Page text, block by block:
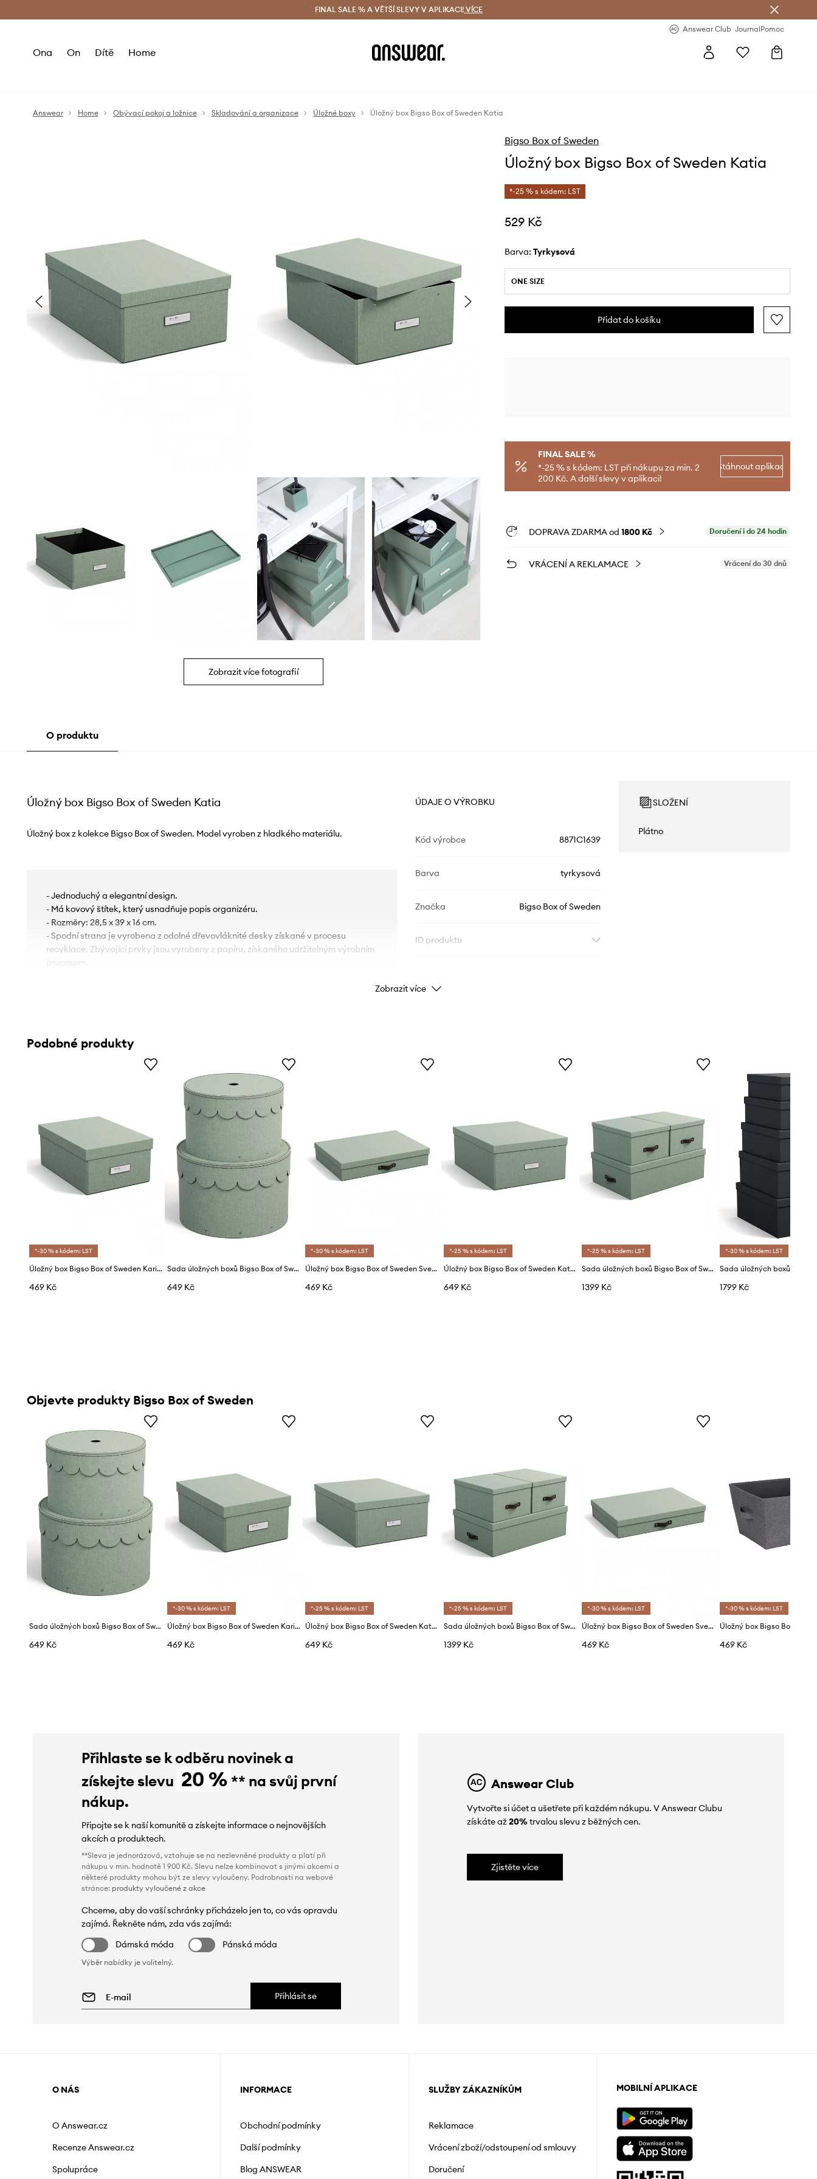
Doručení a vrácení zdarma (od 1800 Kč) Doručení i do 24 h
FINAL SALE % A VĚTŠÍ SLEVY V APLIKACI! VÍCE
Answear Club JournalPomoc
Ona On Dítě Home
Answear Home Obývací pokoj a ložnice Skladování a organizace Úložné boxy Úložný box Bigso Box of Sweden Katia
Zobrazit více fotografií
Bigso Box of Sweden
Úložný box Bigso Box of Sweden Katia
*-25 % s kódem: LST
529 Kč
Barva: tyrkysová
ONE SIZE
Přidat do košíku
FINAL SALE %
*-25 % s kódem: LST při nákupu za min. 2
200 Kč. A další slevy v aplikaci!
Stáhnout aplikaci
DOPRAVA ZDARMA od 1800 Kč Doručení i do 24 hodin
VRÁCENÍ A REKLAMACE Vrácení do 30 dnů
O produktu
Úložný box Bigso Box of Sweden Katia
Úložný box z kolekce Bigso Box of Sweden. Model vyroben z hladkého materiálu.
- Jednoduchý a elegantní design.
- Má kovový štítek, který usnadňuje popis organizéru.
- Rozměry: 28,5 x 39 x 16 cm.
- Spodní strana je vyrobena z odolné dřevovláknité desky získané v procesu
recyklace. Zbývající prvky jsou vyrobeny z papíru, získaného udržitelným výrobním
procesem.
ÚDAJE O VÝROBKU
Kód výrobce 8871C1639
Barva tyrkysová
Značka Bigso Box of Sweden
ID produktu
SLOŽENÍ
Plátno
Zobrazit více
Podobné produkty
*-30 % s kódem: LST
Úložný box Bigso Box of Sweden Karin
469 Kč
Sada úložných boxů Bigso Box of Sweden Wilma 2-pack
649 Kč
*-30 % s kódem: LST
Úložný box Bigso Box of Sweden Sverker
469 Kč
*-25 % s kódem: LST
Úložný box Bigso Box of Sweden Katrin
649 Kč
*-25 % s kódem: LST
Sada úložných boxů Bigso Box of Sweden Inge 3-pack
1399 Kč
*-30 % s kódem: LST
1799 Kč
Objevte produkty Bigso Box of Sweden
Sada úložných boxů Bigso Box of Sweden Wilma 2-pack
649 Kč
*-30 % s kódem: LST
Úložný box Bigso Box of Sweden Karin
469 Kč
*-25 % s kódem: LST
Úložný box Bigso Box of Sweden Katrin
649 Kč
*-25 % s kódem: LST
Sada úložných boxů Bigso Box of Sweden Inge 3-pack
1399 Kč
*-30 % s kódem: LST
Úložný box Bigso Box of Sweden Sverker
469 Kč
*-30 % s kódem: LST
Úložný box Bigso Box of
469 Kč
Přihlaste se k odběru novinek a
získejte slevu 20 % ** na svůj první
nákup.
Připojte se k naší komunitě a získejte informace o nejnovějších
akcích a produktech.
**Sleva je jednorázová, vztahuje se na nezlevněné produkty a platí při
nákupu v min. hodnotě 1 900 Kč. Slevu nelze kombinovat s jinými akcemi a
některé produkty mohou být ze slevy vyloučeny. Podrobnosti na webové
stránce: produkty vyloučené z akce
Chceme, aby do vaší schránky přicházelo jen to, co vás opravdu
zajímá. Řekněte nám, zda vás zajímá:
Dámská móda
Pánská móda
Výběr nabídky je volitelný.
Přihlásit se
Answear Club
Vytvořte si účet a ušetřete při každém nákupu. V Answear Clubu
získáte až20%trvalou slevu z běžných cen.
Zjistěte více
O NÁS
O Answear.cz
Recenze Answear.cz
Spolupráce
INFORMACE
Obchodní podmínky
Další podmínky
Blog ANSWEAR
SLUŽBY ZÁKAZNÍKŮM
Reklamace
Vrácení zboží/odstoupení od smlouvy
Doručení
MOBILNÍ APLIKACE